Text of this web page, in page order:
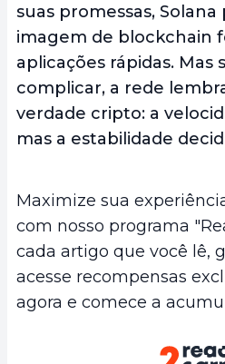
suas promessas,
imagem de blockchain
aplicações rápidas. Mas
complicar, a rede
verdade cripto: a
mas a estabilidade
Maximize sua
com nosso programa
cada artigo que você lê,
acesse recompensas
agora e comece a